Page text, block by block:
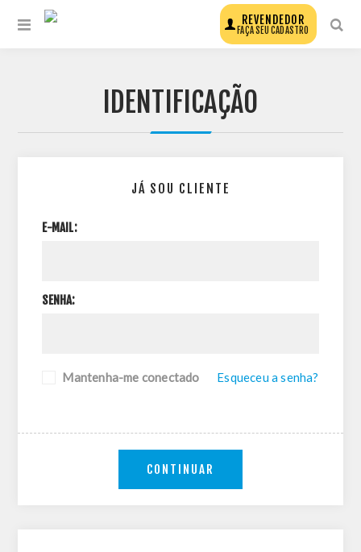
REVENDEDOR
FAÇA SEU CADASTRO
IDENTIFICAÇÃO
JÁ SOU CLIENTE
E-MAIL:
SENHA:
Mantenha-me conectado Esqueceu a senha?
CONTINUAR